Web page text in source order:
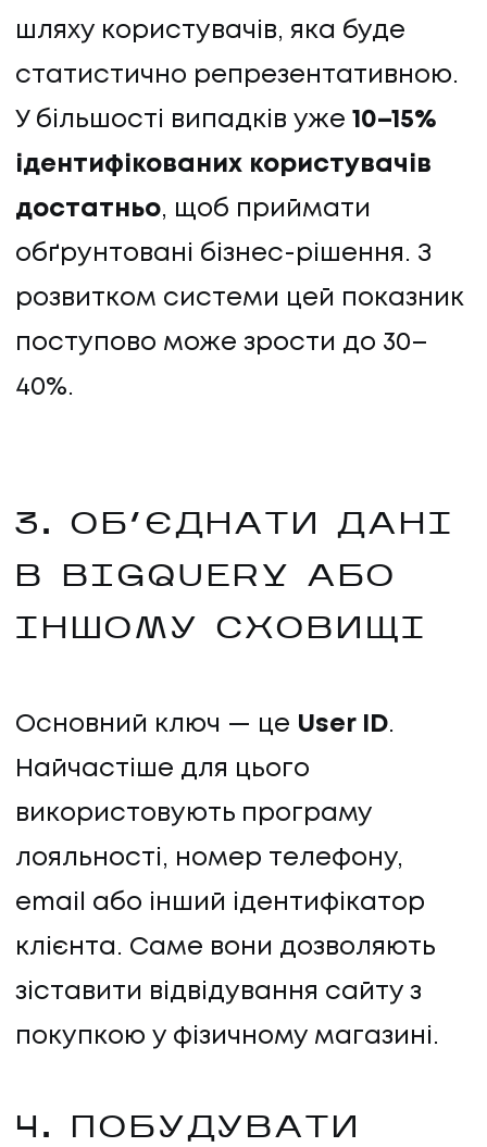
шляху користувачів, яка буде
статистично репрезентативною.
У більшості випадків уже 10–15%
ідентифікованих користувачів
достатньо, щоб приймати
обґрунтовані бізнес-рішення. З
розвитком системи цей показник
поступово може зрости до 30–
40%.
3. ОБ’ЄДНАТИ ДАНІ
В BIGQUERY АБО
ІНШОМУ СХОВИЩІ
Основний ключ — це User ID.
Найчастіше для цього
використовують програму
лояльності, номер телефону,
email або інший ідентифікатор
клієнта. Саме вони дозволяють
зіставити відвідування сайту з
покупкою у фізичному магазині.
4. ПОБУДУВАТИ